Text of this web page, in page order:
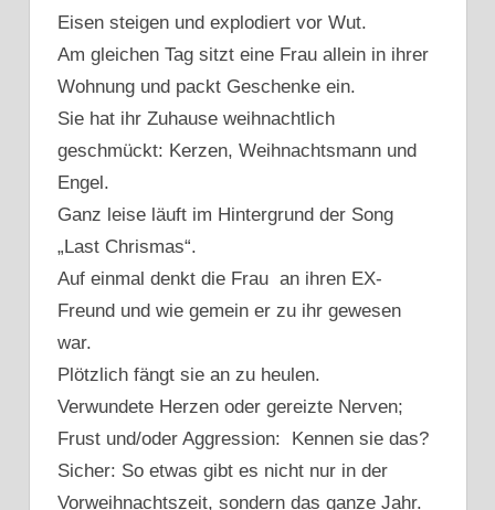
Eisen steigen und explodiert vor Wut.
Am gleichen Tag sitzt eine Frau allein in ihrer
Wohnung und packt Geschenke ein.
Sie hat ihr Zuhause weihnachtlich
geschmückt: Kerzen, Weihnachtsmann und
Engel.
Ganz leise läuft im Hintergrund der Song
„Last Chrismas“.
Auf einmal denkt die Frau an ihren EX-
Freund und wie gemein er zu ihr gewesen
war.
Plötzlich fängt sie an zu heulen.
Verwundete Herzen oder gereizte Nerven;
Frust und/oder Aggression: Kennen sie das?
Sicher: So etwas gibt es nicht nur in der
Vorweihnachtszeit, sondern das ganze Jahr.